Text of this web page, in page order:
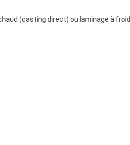
(casting direct) ou laminage à froid